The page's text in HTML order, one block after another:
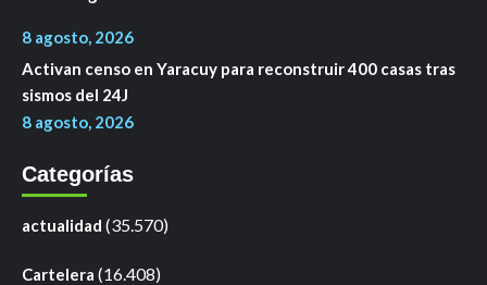
8 agosto, 2026
Activan censo en Yaracuy para reconstruir 400 casas tras
sismos del 24J
8 agosto, 2026
Categorías
actualidad (35.570)
Cartelera (16.408)